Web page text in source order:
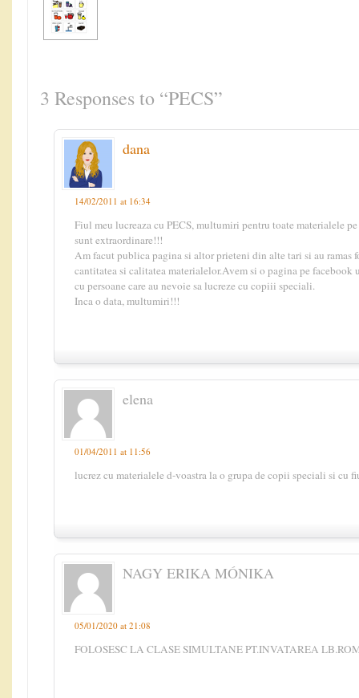
3 Responses to “PECS”
dana
14/02/2011 at 16:34
Fiul meu lucreaza cu PECS, multumiri pentru toate materialele
sunt extraordinare!!!
Am facut publica pagina si altor prieteni din alte tari si au ramas
cantitatea si calitatea materialelor.Avem si o pagina pe facebook
cu persoane care au nevoie sa lucreze cu copiii speciali.
Inca o data, multumiri!!!
elena
01/04/2011 at 11:56
lucrez cu materialele d-voastra la o grupa de copii speciali si cu
NAGY ERIKA MÓNIKA
05/01/2020 at 21:08
FOLOSESC LA CLASE SIMULTANE PT.INVATAREA